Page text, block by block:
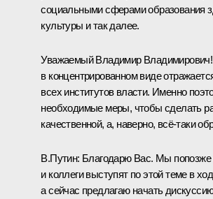
социальными сферами образования
культуры и так далее.
Уважаемый Владимир
в концентрированном виде
всех институтов власти. Именно
необходимые меры, чтобы сделать
качественной, а, наверно, всё-таки
В.Путин: Благодарю Вас. Мы
и коллеги выступят по этой теме в
а сейчас предлагаю начать